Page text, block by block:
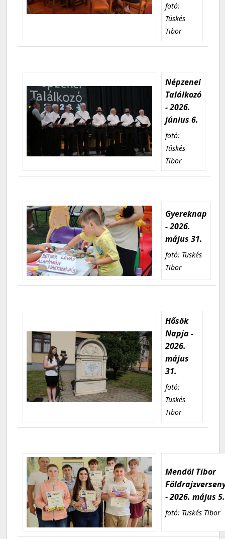
fotó:
Tüskés
Tibor
Népzenei
Találkozó
- 2026.
június 6.
fotó:
Tüskés
Tibor
Gyereknap
- 2026.
május 31.
fotó: Tüskés
Tibor
Hősök
Napja -
2026.
május
31.
fotó:
Tüskés
Tibor
Mendöl Tibor
- 2026. május 5.
fotó: Tüskés Tibor